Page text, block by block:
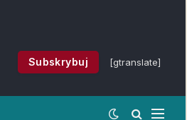
Subskrybuj [gtranslate]